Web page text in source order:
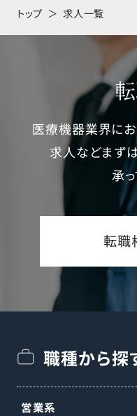
時間的制約のある
や担当施設のマネ
果を生み出しや
わず、デジタルや
スキルなど汎用
められ、トレーニ
ながら、実践を
○研修では、専門
為に、Onlineで
し、ご自分に合
き、クラスでの
からない点や臨
いきます。
んのQOL向上を目
な業務内容】 ○医
最適な製品提案
向上に向けて医
○担当テリトリ
師に対して新た
需要喚起に特化
全適正使用啓発
質の高い手術が
連携・発信を行い
に対しても影響
トップ 求人一覧
医療機器業界に
求人などまず
承
転職
職種から探
営業系